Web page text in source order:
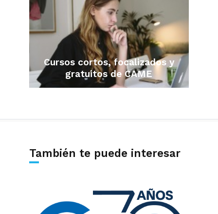
Cursos cortos, focalizados y
gratuitos de CAME
También te puede interesar